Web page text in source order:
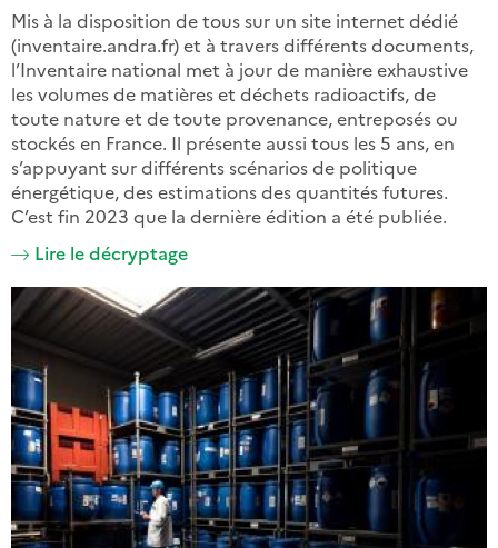
Mis à la disposition de tous sur un site internet dédié
(inventaire.andra.fr) et à travers différents documents,
l’Inventaire national met à jour de manière exhaustive
les volumes de matières et déchets radioactifs, de
toute nature et de toute provenance, entreposés ou
stockés en France. Il présente aussi tous les 5 ans, en
s’appuyant sur différents scénarios de politique
énergétique, des estimations des quantités futures.
C’est fin 2023 que la dernière édition a été publiée.
Lire le décryptage